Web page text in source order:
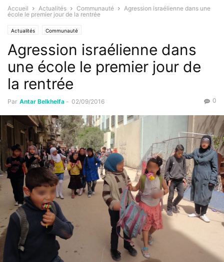
Accueil Actualités Communauté
Agression israélienne dans une
école le premier jour de la rentrée
Actualités Communauté
Agression israélienne dans
une école le premier jour de
la rentrée
Par Antar Belkhelfa - 02/09/2016 0